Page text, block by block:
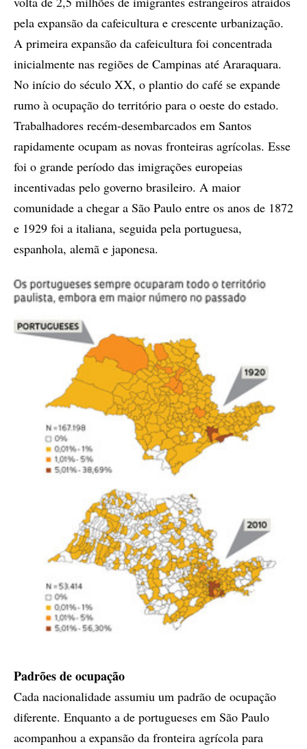
pela expansão da cafeicultura e crescente urbanização.
A primeira expansão da cafeicultura foi concentrada
inicialmente nas regiões de Campinas até Araraquara.
No início do século XX, o plantio do café se expande
rumo à ocupação do território para o oeste do estado.
Trabalhadores recém-desembarcados em Santos
rapidamente ocupam as novas fronteiras agrícolas. Esse
foi o grande período das imigrações europeias
incentivadas pelo governo brasileiro. A maior
comunidade a chegar a São Paulo entre os anos de 1872
e 1929 foi a italiana, seguida pela portuguesa,
espanhola, alemã e japonesa.
Padrões de ocupação
Cada nacionalidade assumiu um padrão de ocupação
diferente. Enquanto a de portugueses em São Paulo
acompanhou a expansão da fronteira agrícola para